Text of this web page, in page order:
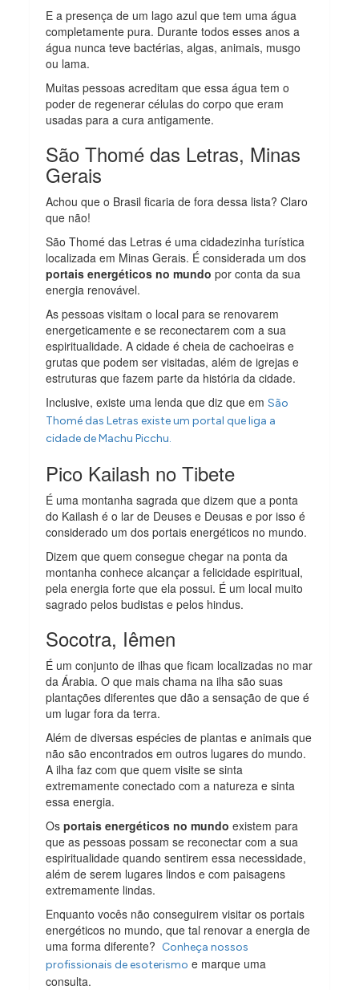
E a presença de um lago azul que tem uma água
completamente pura. Durante todos esses anos a
água nunca teve bactérias, algas, animais, musgo
ou lama.
Muitas pessoas acreditam que essa água tem o
poder de regenerar células do corpo que eram
usadas para a cura antigamente.
São Thomé das Letras, Minas
Gerais
Achou que o Brasil ficaria de fora dessa lista? Claro
que não!
São Thomé das Letras é uma cidadezinha turística
localizada em Minas Gerais. É considerada um dos
portais energéticos no mundo por conta da sua
energia renovável.
As pessoas visitam o local para se renovarem
energeticamente e se reconectarem com a sua
espiritualidade. A cidade é cheia de cachoeiras e
grutas que podem ser visitadas, além de igrejas e
estruturas que fazem parte da história da cidade.
Inclusive, existe uma lenda que diz que emSão
Thomé das Letras existe um portal que liga a
cidade de Machu Picchu.
Pico Kailash no Tibete
É uma montanha sagrada que dizem que a ponta
do Kailash é o lar de Deuses e Deusas e por isso é
considerado um dos portais energéticos no mundo.
Dizem que quem consegue chegar na ponta da
montanha conhece alcançar a felicidade espiritual,
pela energia forte que ela possui. É um local muito
sagrado pelos budistas e pelos hindus.
Socotra, Iêmen
É um conjunto de ilhas que ficam localizadas no mar
da Árabia. O que mais chama na ilha são suas
plantações diferentes que dão a sensação de que é
um lugar fora da terra.
Além de diversas espécies de plantas e animais que
não são encontrados em outros lugares do mundo.
A ilha faz com que quem visite se sinta
extremamente conectado com a natureza e sinta
essa energia.
Osportais energéticos no mundo existem para
que as pessoas possam se reconectar com a sua
espiritualidade quando sentirem essa necessidade,
além de serem lugares lindos e com paisagens
extremamente lindas.
Enquanto vocês não conseguirem visitar os portais
energéticos no mundo, que tal renovar a energia de
uma forma diferente? Conheça nossos
profissionais de esoterismo e marque uma
consulta.